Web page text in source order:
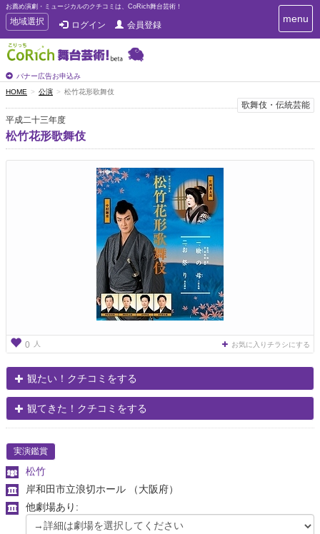
お薦め演劇・ミュージカルのクチコミは、CoRich舞台芸術！
T
o
g
g
e
n
a
v
i
g
地域選択 ログイン 会員登録
バナー広告お申込み
T
o
n
i
g
menu
HOME 公演 松竹花形歌舞伎
歌舞伎・伝統芸能
平成二十三年度
松竹花形歌舞伎
0 人 お気に入りチラシにする
観たい！クチコミをする
観てきた！クチコミをする
実演鑑賞
松竹
岸和田市立浪切ホール
（大阪府）
他劇場あり: